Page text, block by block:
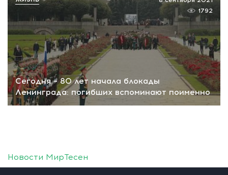
Сегодня – 80 лет начала блокады
Ленинграда: погибших вспоминают поименно
1792
Новости МирТесен